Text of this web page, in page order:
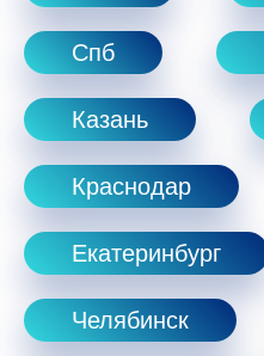
Спб
Казань
Краснодар
Екатеринбург
Челябинск